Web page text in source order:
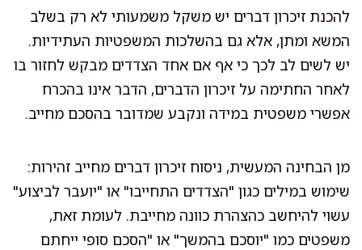
להכנת זיכרון דברים יש משקל משמעותי לא רק בשלב
המשא ומתן, אלא גם בהשלכות המשפטיות העתידיות.
יש לשים לב לכך כי אף אם אחד הצדדים מבקש לחזור בו
לאחר החתימה על זיכרון הדברים, הדבר אינו בהכרח
אפשרי משפטית במידה ונקבע שמדובר בהסכם מחייב.
מן הבחינה המעשית, ניסוח זיכרון דברים מחייב זהירות:
שימוש במילים כגון "הצדדים התחייבו" או "יועבר לביצוע"
עשוי להיחשב כהצהרת כוונה מחייבת. לעומת זאת,
משפטים כמו "יוסכם בהמשך" או "הסכם סופי ייחתם